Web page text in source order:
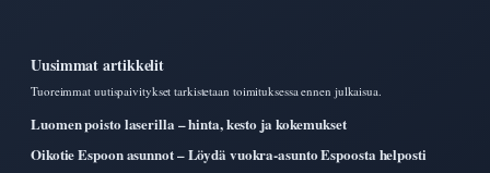
Uusimmat artikkelit
Tuoreimmat uutispaivitykset tarkistetaan toimituksessa ennen julkaisua.
Luomen poisto laserilla – hinta, kesto ja kokemukset
Oikotie Espoon asunnot – Löydä vuokra-asunto Espoosta helposti